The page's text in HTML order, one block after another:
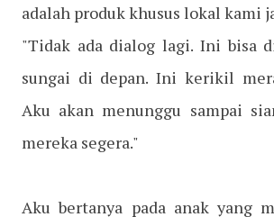
adalah produk khusus lokal kami
"Tidak ada dialog lagi. Ini bisa
sungai di depan. Ini kerikil
Aku akan menunggu sampai
mereka segera."
Aku bertanya pada anak yang